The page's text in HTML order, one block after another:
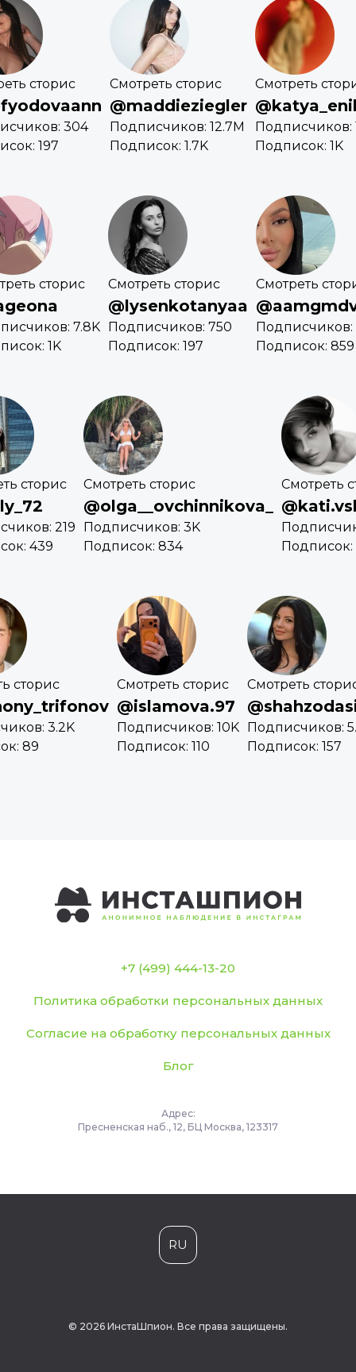
сторис
304
197
Смотреть сторис
@maddieziegler
Подписчиков: 12.7M
Подписок: 1.7K
Смотреть
Подписчиков:
Подписок: 1K
сторис
7.8K
1K
Смотреть сторис
@lysenkotanyaa
Подписчиков: 750
Подписок: 197
Смотреть
Подписчиков:
Подписок: 859
сторис
219
439
Смотреть сторис
@olga__ovchinnikova_
Подписчиков: 3K
Подписок: 834
Смотреть
Подписок:
сторис
3.2K
89
Смотреть сторис
@islamova.97
Подписчиков: 10K
Подписок: 110
Смотреть
Подписчиков:
Подписок: 157
+7 (499) 444-13-20
Политика обработки персональных данных
Согласие на обработку персональных данных
Блог
Адрес:
Пресненская наб., 12, БЦ Москва, 123317
RU
© 2026 ИнстаШпион. Все права защищены.